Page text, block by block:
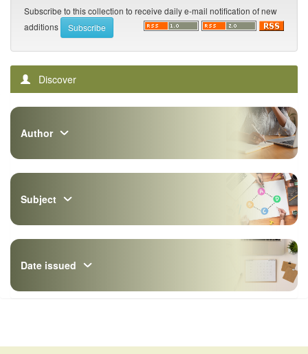
Subscribe to this collection to receive daily e-mail notification of new
additions
Discover
Author
Subject
Date issued